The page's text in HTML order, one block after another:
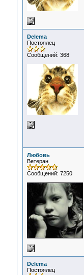
Delema
Постоялец
Сообщений: 368
Любовь
Ветеран
Сообщений: 7250
Delema
Постоялец